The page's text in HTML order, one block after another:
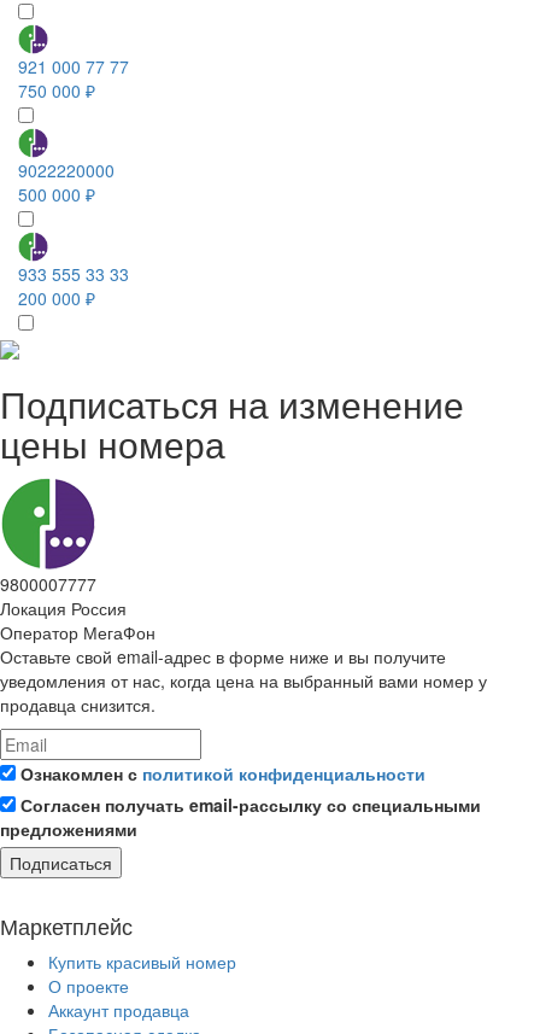
921 000 77 77
750 000 ₽
9022220000
500 000 ₽
933 555 33 33
200 000 ₽
Подписаться на изменение
цены номера
9800007777
Локация Россия
Оператор МегаФон
Оставьте свой email-адрес в форме ниже и вы получите
уведомления от нас, когда цена на выбранный вами номер у
продавца снизится.
Ознакомлен с политикой конфиденциальности
Согласен получать email-рассылку со специальными
предложениями
Подписаться
Маркетплейс
Купить красивый номер
О проекте
Аккаунт продавца